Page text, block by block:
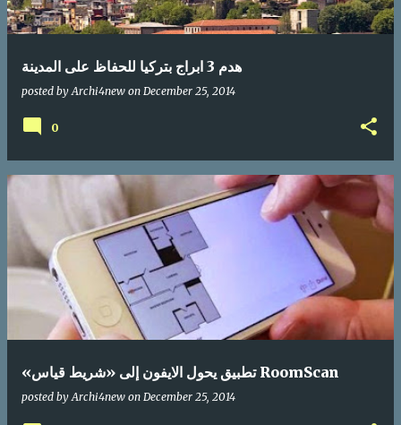
هدم 3 ابراج بتركيا للحفاظ على المدينة
posted by Archi4new on December 25, 2014
0
«تطبيق يحول الايفون إلى «شريط قياس RoomScan
posted by Archi4new on December 25, 2014